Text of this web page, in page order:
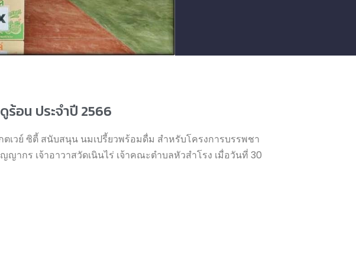
อน ประจำปี 2566
วย์ ซิตี้ สนับสนุน นมเปรี้ยวพร้อมดื่ม สำหรับโครงการบรรพชา
ากร เจ้าอาวาสวัดเนินไร่ เจ้าคณะตำบลหัวสำโรง เมื่อวันที่ 30